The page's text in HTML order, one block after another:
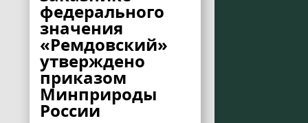
федерального
значения
«Ремдовский»
утверждено
приказом
Минприроды
России